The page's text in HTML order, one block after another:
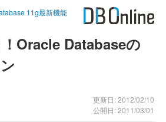
11g最新機能
Oracle Databaseの
更新日: 2012/02/10
公開日: 2011/03/01